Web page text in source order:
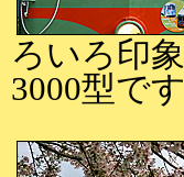
ろいろ印
3000型です